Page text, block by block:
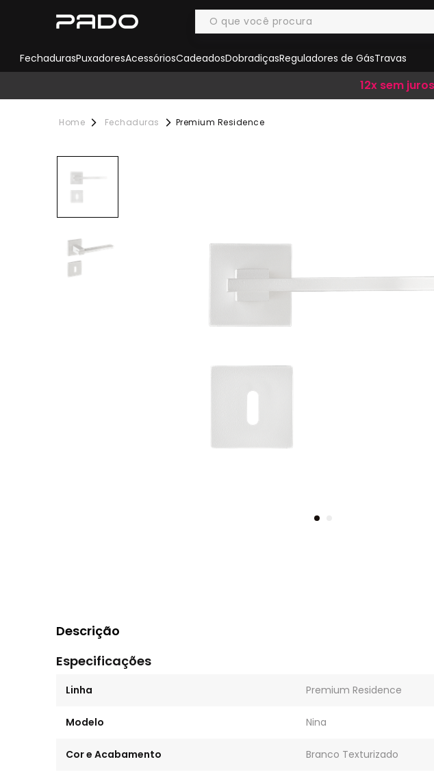
FechadurasPuxadoresAcessóriosCadeadosDobradiçasReguladores de GásTravas
Frete Grátisem
12x sem juros
10% de
Fechaduras Premium Residence
Descrição
Especificações
Linha Premium Residence
Modelo Nina
Cor e Acabamento Branco Texturizado